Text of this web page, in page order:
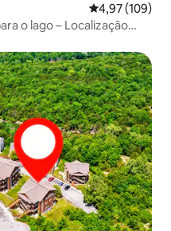
Classificação
4,97 (109)
o lago – Localização